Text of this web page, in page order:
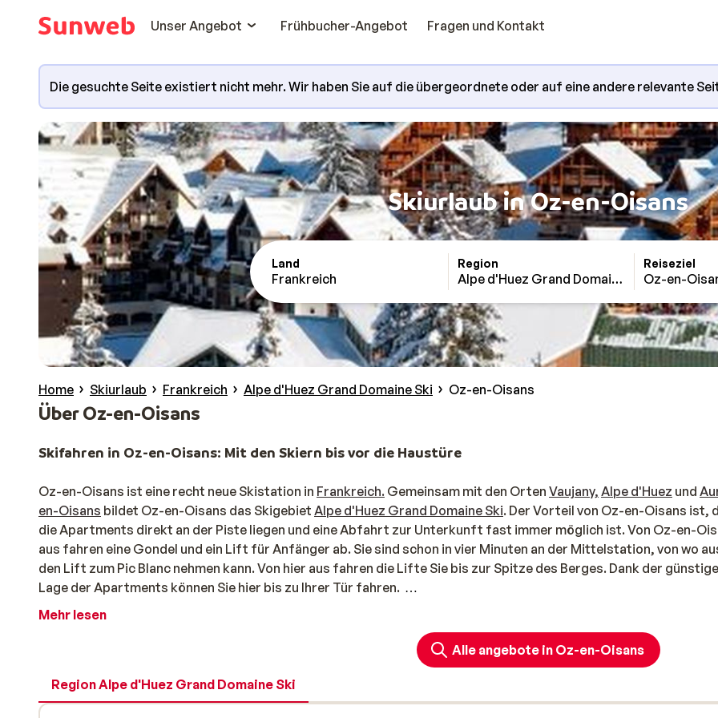
Unser Angebot
Frühbucher-Angebot Fragen und Kontakt
Die gesuchte Seite existiert nicht mehr. Wir haben Sie auf die übergeordnete oder auf eine andere relevante
Skiurlaub in Oz-en-Oisans
Land
Frankreich
Region
Alpe d'Huez Grand Domaine Ski
Reiseziel
Oz-en-
Home Skiurlaub Frankreich Alpe d'Huez Grand Domaine Ski Oz-en-Oisans
Über Oz-en-Oisans
Skifahren in Oz-en-Oisans: Mit den Skiern bis vor die Haustüre
Oz-en-Oisans ist eine recht neue Skistation in Frankreich. Gemeinsam mit den Orten Vaujany, Alpe d'Huez und
en-Oisans bildet Oz-en-Oisans das Skigebiet Alpe d'Huez Grand Domaine Ski. Der Vorteil von Oz-en-Oisans ist,
die Apartments direkt an der Piste liegen und eine Abfahrt zur Unterkunft fast immer möglich ist. Von Oz-en-
aus fahren eine Gondel und ein Lift für Anfänger ab. Sie sind schon in vier Minuten an der Mittelstation, von wo
den Lift zum Pic Blanc nehmen kann. Von hier aus fahren die Lifte Sie bis zur Spitze des Berges. Dank der
Lage der Apartments können Sie hier bis zu Ihrer Tür fahren.
Ein Skiurlaub in Oz-en-Oisans eignet sich hervorragend für Familien
Die fast autofreie Station ist mit allen Annehmlichkeiten ausgestattet. Es gibt Skishops, Bars, einen Supermarkt
verschiedene Restaurants, darunter eine Pizzeria. Ein idealer Platz für Menschen, die ihren Urlaub abseits vom
verbringen möchten, die eine gute Lage zu den Pisten und eine angenehme Atmosphäre bevorzugen. Die breiten
übersichtlichen Pisten sind besonders gut geeignet für Familien mit Kindern.
Mehr lesen
Alle angebote in Oz-en-Oisans
Region Alpe d'Huez Grand Domaine Ski